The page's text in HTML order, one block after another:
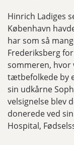
Hinrich Ladiges
København
har som så
Frederiksberg
sommeren, hvor
tætbefolkede by
sin udkårne
velsignelse blev
donerede ved
Hospital,